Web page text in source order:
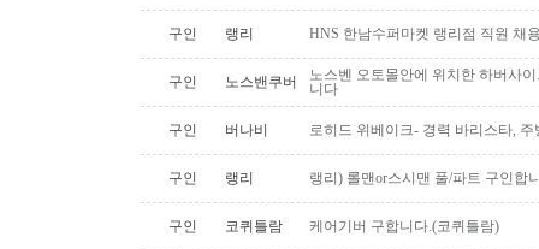
구인 랭리 HNS 한남수퍼마켓 랭리점 직원 채
구인 노스밴쿠버
노스벤 오토몰안에 위치한 하버사
니다
구인 버나비 로히드 위베이크- 경력 바리스타, 주
구인 랭리 랭리) 롤맨or스시맨 풀/파트 구인합
구인 코퀴틀람 케어기버 구합니다.(코퀴틀람)